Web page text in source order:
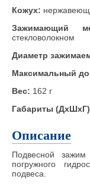
Кожух:
Зажимающий
стекловолокном
Диаметр
Максимальный
Вес: 162 г
Габариты
Описание
Подвесной
погружного
подвеса.